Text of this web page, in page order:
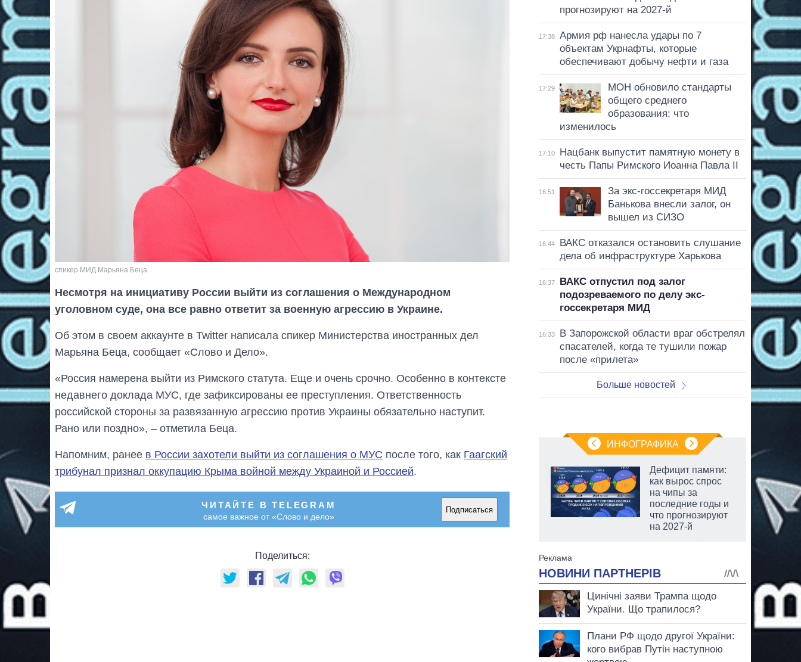
спикер МИД Марьяна Беца
Несмотря на инициативу России выйти из соглашения о Международном
уголовном суде, она все равно ответит за военную агрессию в Украине.
Об этом в своем аккаунте в Twitter написала спикер Министерства иностранных дел
Марьяна Беца, сообщает «Слово и Дело».
«Россия намерена выйти из Римского статута. Еще и очень срочно. Особенно в контексте
недавнего доклада МУС, где зафиксированы ее преступления. Ответственность
российской стороны за развязанную агрессию против Украины обязательно наступит.
Рано или поздно», – отметила Беца.
Напомним, ранее в России захотели выйти из соглашения о МУС после того, как Гаагский
трибунал признал оккупацию Крыма войной между Украиной и Россией.
ЧИТАЙТЕ В TELEGRAM
самое важное от «Слово и дело»
Подписаться
Поделиться:
прогнозируют на 2027-й
17:38
Армия рф нанесла удары по 7
объектам Укрнафты, которые
обеспечивают добычу нефти и газа
17:29
МОН обновило стандарты
общего среднего
образования: что
изменилось
17:10
Нацбанк выпустит памятную монету в
честь Папы Римского Иоанна Павла II
16:51
За экс-госсекретаря МИД
Банькова внесли залог, он
вышел из СИЗО
16:44
ВАКС отказался остановить слушание
дела об инфраструктуре Харькова
16:37
ВАКС отпустил под залог
подозреваемого по делу экс-
госсекретаря МИД
16:33
В Запорожской области враг обстрелял
спасателей, когда те тушили пожар
после «прилета»
Больше новостей
ИНФОГРАФИКА
занимал
руководителя СВР
Дефицит памяти:
как вырос спрос
на чипы за
последние годы и
что прогнозируют
на 2027-й